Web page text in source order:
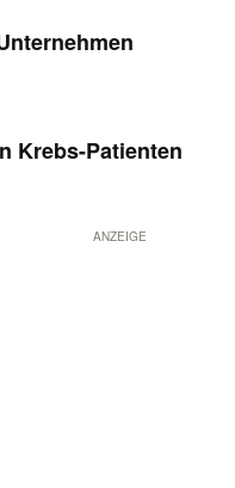
Krebs-Patienten
ANZEIGE